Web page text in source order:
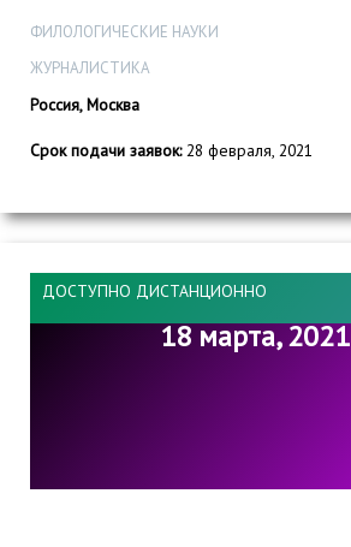
ФИЛОЛОГИЧЕСКИЕ НАУКИ
ЖУРНАЛИСТИКА
Россия, Москва
Срок подачи заявок:28 февраля, 2021
ДОСТУПНО ДИСТАНЦИОННО
18 марта, 2021